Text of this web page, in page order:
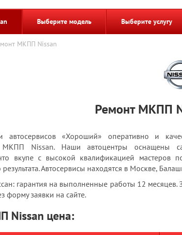
Выберите модель Выберите услугу
МКПП Nissan
Ремонт МКПП
автосервисов «Хороший» оперативно и
МКПП Nissan. Наши автоцентры оснащены
вкупе с высокой квалификацией мастеров
Автосервисы находятся в Москве,
гарантия на выполненные работы 12 месяцев.
форму заявки на сайте.
Nissan цена: